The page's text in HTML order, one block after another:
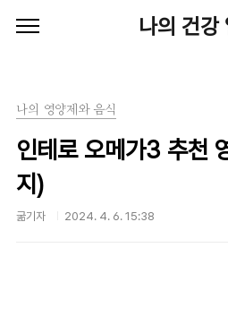
나의 건강
나의 영양제와 음식
인테로 오메가3 추천
지)
굶기자 2024. 4. 6. 15:38